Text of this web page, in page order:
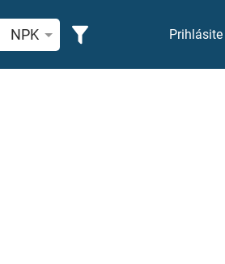
biblický verš alebo slovo
NPK